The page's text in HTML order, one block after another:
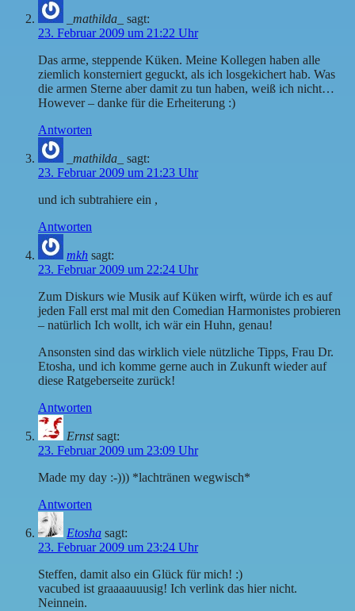
_mathilda_
sagt:
23. Februar 2009 um 21:22 Uhr
Das arme, steppende Küken. Meine Kollegen haben alle
ziemlich konsterniert geguckt, als ich losgekichert hab. Was
die armen Sterne aber damit zu tun haben, weiß ich nicht…
However – danke für die Erheiterung :)
Antworten
_mathilda_
sagt:
23. Februar 2009 um 21:23 Uhr
und ich subtrahiere ein ,
Antworten
mkh sagt:
23. Februar 2009 um 22:24 Uhr
Zum Diskurs wie Musik auf Küken wirft, würde ich es auf
jeden Fall erst mal mit den Comedian Harmonistes probieren
– natürlich Ich wollt, ich wär ein Huhn, genau!
Ansonsten sind das wirklich viele nützliche Tipps, Frau Dr.
Etosha, und ich komme gerne auch in Zukunft wieder auf
diese Ratgeberseite zurück!
Antworten
Ernst sagt:
23. Februar 2009 um 23:09 Uhr
Made my day :-))) *lachtränen wegwisch*
Antworten
Etosha sagt:
23. Februar 2009 um 23:24 Uhr
Steffen, damit also ein Glück für mich! :)
vacubed ist graaaauuusig! Ich verlink das hier nicht.
Neinnein.